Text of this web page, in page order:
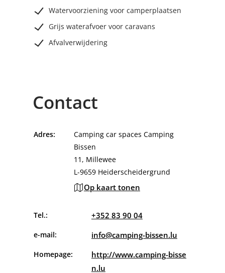
Watervoorziening voor camperplaatsen
Grijs waterafvoer voor caravans
Afvalverwijdering
Contact
Adres:
Camping car spaces Camping
Bissen
11, Millewee
L-9659 Heiderscheidergrund
Op kaart tonen
Tel.: +352 83 90 04
e-mail: info@camping-bissen.lu
Homepage:
http://www.camping-bisse
n.lu